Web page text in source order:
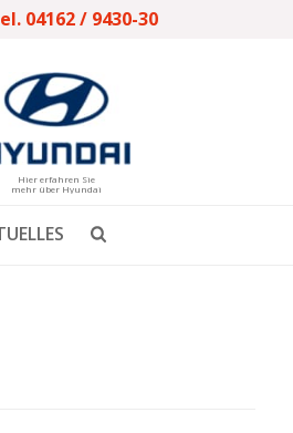
04162 / 9430-30
Hier erfahren Sie
mehr über Hyundai